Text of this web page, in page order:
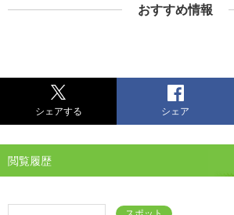
おすすめ情報
シェアする シェア
閲覧履歴